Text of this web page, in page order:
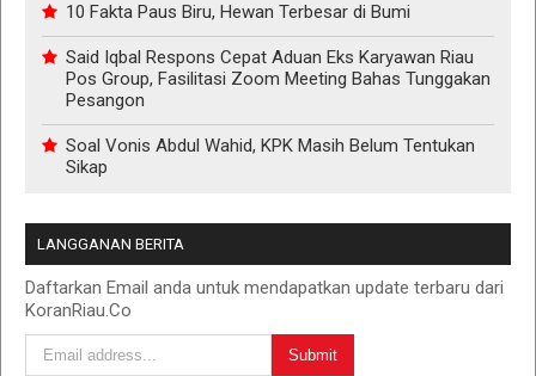
10 Fakta Paus Biru, Hewan Terbesar di Bumi
Said Iqbal Respons Cepat Aduan Eks Karyawan Riau
Pos Group, Fasilitasi Zoom Meeting Bahas Tunggakan
Pesangon
Soal Vonis Abdul Wahid, KPK Masih Belum Tentukan
Sikap
LANGGANAN BERITA
Daftarkan Email anda untuk mendapatkan update terbaru dari
KoranRiau.Co